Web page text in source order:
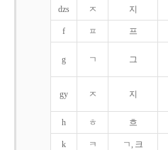
dzs ㅈ 지
f ㅍ 프
g ㄱ 그
gy ㅈ 지
h ㅎ 흐
k ㅋ ㄱ, 크